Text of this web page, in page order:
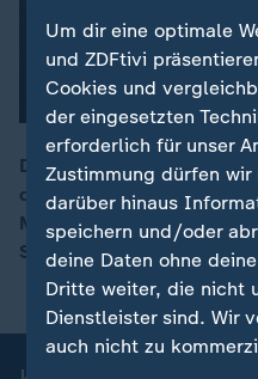
00:11
Der FC Bayern feiert mit
der Deutschen Fußball-
Marienplatz. Die Bayern
Saison einen neuen
Um dir eine optimale
und ZDFtivi
Cookies und
der eingesetzten
erforderlich für unser
Zustimmung dürfen
darüber hinaus
speichern und/oder
deine Daten ohne
Dritte weiter, die nicht
Dienstleister sind. Wir
auch nicht zu